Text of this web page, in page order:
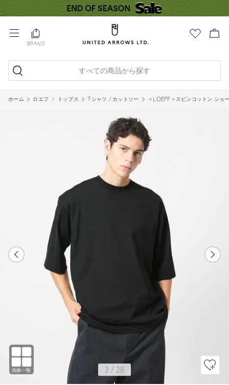
BRAND
すべての商品から探す
ホーム ロエフ トップス Tシャツ / カットソー ＜LOEFF＞スビンコットン ショ
2 / 28